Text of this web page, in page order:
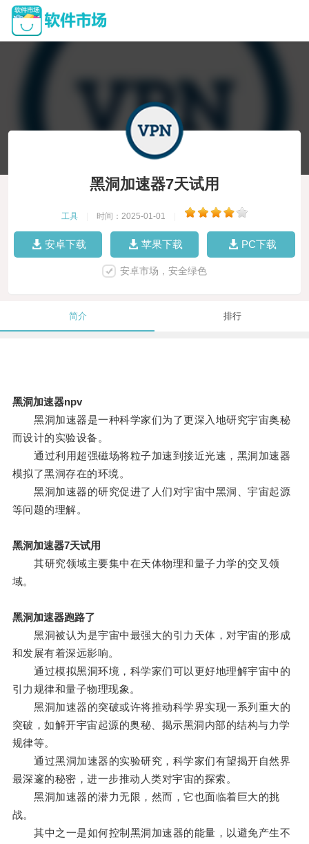
黑洞加速器7天试用
工具 时间：2025-01-01
安卓下载 苹果下载 PC下载
安卓市场，安全绿色
简介 排行
黑洞加速器npv
黑洞加速器是一种科学家们为了更深入地研究宇宙奥秘
而设计的实验设备。
通过利用超强磁场将粒子加速到接近光速，黑洞加速器
模拟了黑洞存在的环境。
黑洞加速器的研究促进了人们对宇宙中黑洞、宇宙起源
等问题的理解。
黑洞加速器7天试用
其研究领域主要集中在天体物理和量子力学的交叉领
域。
黑洞加速器跑路了
黑洞被认为是宇宙中最强大的引力天体，对宇宙的形成
和发展有着深远影响。
通过模拟黑洞环境，科学家们可以更好地理解宇宙中的
引力规律和量子物理现象。
黑洞加速器的突破或许将推动科学界实现一系列重大的
突破，如解开宇宙起源的奥秘、揭示黑洞内部的结构与力学
规律等。
通过黑洞加速器的实验研究，科学家们有望揭开自然界
最深邃的秘密，进一步推动人类对宇宙的探索。
黑洞加速器的潜力无限，然而，它也面临着巨大的挑
战。
其中之一是如何控制黑洞加速器的能量，以避免产生不